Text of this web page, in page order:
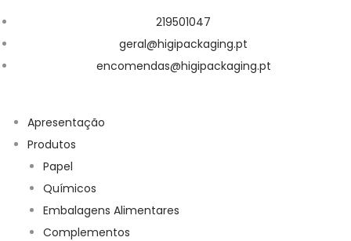
219501047
geral@higipackaging.pt
encomendas@higipackaging.pt
Apresentação
Produtos
Papel
Químicos
Embalagens Alimentares
Complementos